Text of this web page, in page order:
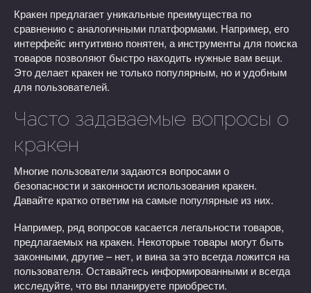
Кракен предлагает уникальные преимущества по
сравнению с аналогичными платформами. Например, его
интерфейс интуитивно понятен, а инструменты для поиска
товаров позволяют быстро находить нужные вам вещи.
Это делает кракен не только популярным, но и удобным
для пользователей.
Часто задаваемые вопросы о
кракен
Многие пользователи задаются вопросами о
безопасности и законности использования кракен.
Давайте кратко ответим на самые популярные из них.
Например, ряд вопросов касается легальности товаров,
предлагаемых на кракен. Некоторые товары могут быть
законными, другие – нет, и вина за это всегда ложится на
пользователя. Оставайтесь информированными и всегда
исследуйте, что вы планируете приобрести.